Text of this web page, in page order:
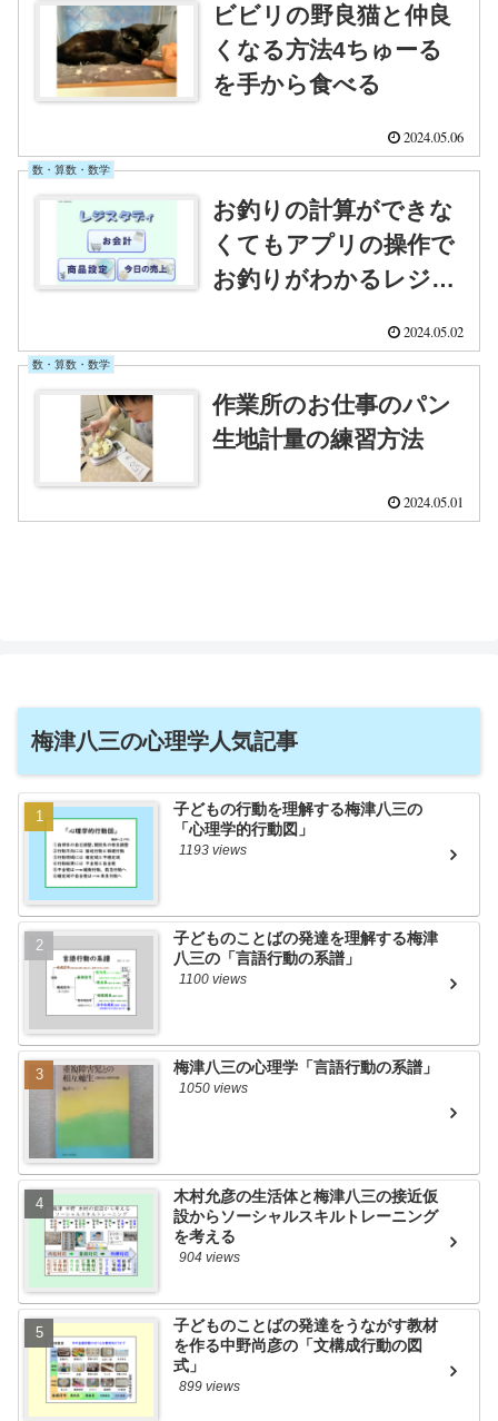
ビビリの野良猫と仲良
くなる方法4ちゅーる
を手から食べる
2024.05.06
数・算数・数学
お釣りの計算ができな
くてもアプリの操作で
お釣りがわかるレジス
2024.05.02
数・算数・数学
作業所のお仕事のパン
生地計量の練習方法
2024.05.01
梅津八三の心理学人気記事
子どもの行動を理解する梅津八三の
「心理学的行動図」
1193 views
子どものことばの発達を理解する梅津
八三の「言語行動の系譜」
1100 views
梅津八三の心理学「言語行動の系譜」
1050 views
木村允彦の生活体と梅津八三の接近仮
設からソーシャルスキルトレーニング
を考える
904 views
子どものことばの発達をうながす教材
を作る中野尚彦の「文構成行動の図
式」
899 views